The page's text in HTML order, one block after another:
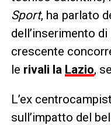
Sport, ha parlato
dell’inserimento
crescente
le rivali la Lazio,
L’ex
sull’impatto del